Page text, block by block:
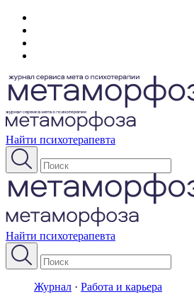
Найти психотерапевта
Найти психотерапевта
Журнал · Работа и карьера